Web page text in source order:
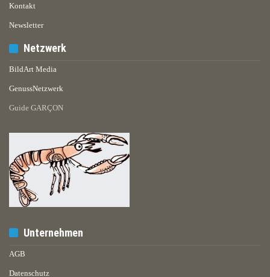
Kontakt
Newsletter
Netzwerk
BildArt Media
GenussNetzwerk
Guide GARÇON
Unternehmen
AGB
Datenschutz